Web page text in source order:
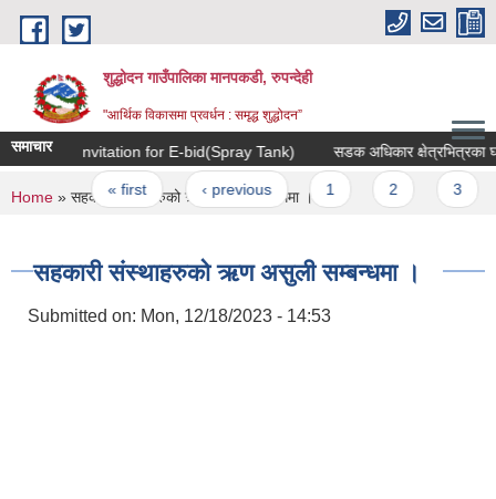
Skip to main content
शुद्धोदन गाउँपालिका मानपकडी, रुपन्देही
"आर्थिक विकासमा प्रवर्धन : समृद्ध शुद्धोदन”
समाचारinvitation for E-bid(Spray Tank) सडक अधिकार क्षेत्रभित्रका
Pages
« first ‹ previous 1
You are here
Home » सहकारी संस्थाहरुको ऋण असुली सम्बन्धमा ।
सहकारी संस्थाहरुको ऋण असुली सम्बन्धमा ।
Submitted on: Mon, 12/18/2023 - 14:53